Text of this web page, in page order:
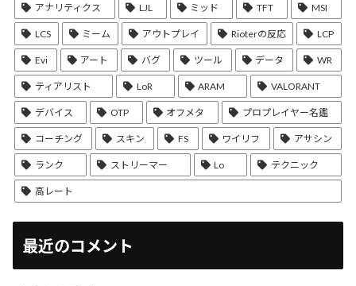
アナリティクス LJL ミッド TFT MSI
LCS ミーム アウトプレイ Rioterの反応 LCP
Evi アート バグ ツール データ WR
ティアリスト LoR ARAM VALORANT
デバイス OTP オフメタ プロプレイヤー名鑑
コーチング スキン FS ワイリフ アサシン
ランク ストリーマー Lo テクニック
高レート
最近のコメント